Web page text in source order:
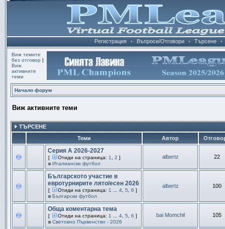
Регистрация • Въпроси/Отговори • Търсене •
Виж темите
без отговор |
Виж
активните
теми
Начало форум
Виж активните теми
ТЪРСЕНЕ
Теми
Автор
Серия А 2026-2027
[ Отиди на страница: 1 2 ]
в Италиански футбол
albertz 22
Българското участие в
евротурнирите лято/есен 2026
[ Отиди на страница: 1 4 5 6 ]
в Български футбол
albertz 100
Обща коментарна тема
[ Отиди на страница: 1 4 5 6 ]
в Световно Първенство - 2026
bai Momchil 105